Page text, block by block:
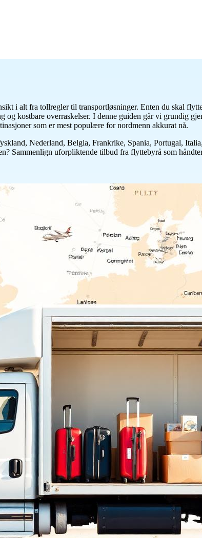
i alt fra tollregler til transportløsninger. Enten du skal
kostbare overraskelser. I denne guiden går vi grundig
som er mest populære for nordmenn akkurat nå.
Nederland, Belgia, Frankrike, Spania, Portugal,
Sammenlign uforpliktende tilbud fra flyttebyrå som